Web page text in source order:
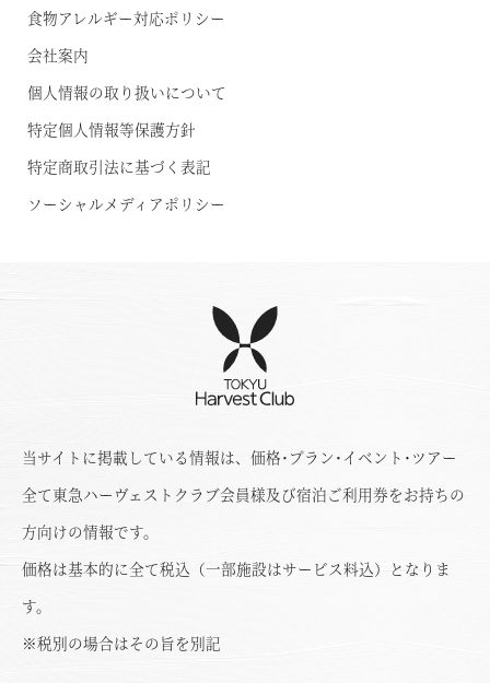
食物アレルギー対応ポリシー
会社案内
個人情報の取り扱いについて
特定個人情報等保護方針
特定商取引法に基づく表記
ソーシャルメディアポリシー
当サイトに掲載している情報は、価格･プラン･イベント･ツアー
全て東急ハーヴェストクラブ会員様及び宿泊ご利用券をお持ちの
方向けの情報です。
価格は基本的に全て税込（一部施設はサービス料込）となりま
す。
※税別の場合はその旨を別記